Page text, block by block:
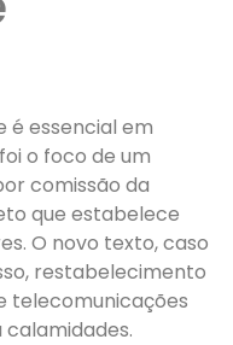
é essencial em
o foco de um
comissão da
que estabelece
O novo texto, caso
restabelecimento
telecomunicações